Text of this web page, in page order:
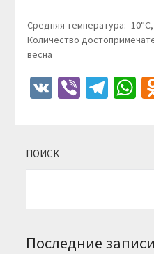
Средняя температура: -
Количество
весна
VKViber
ПОИСК
Последние записи